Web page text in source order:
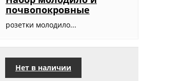
почвопокровные
розетки молодило...
Нет в наличии